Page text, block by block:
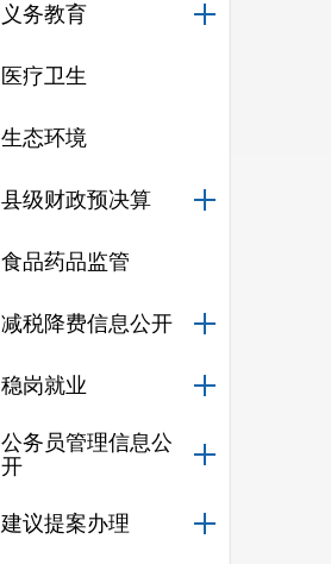
义务教育
医疗卫生
生态环境
县级财政预决算
食品药品监管
减税降费信息公开
稳岗就业
公务员管理信息公
开
建议提案办理